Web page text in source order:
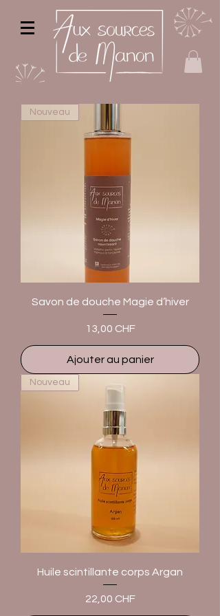
Nouveau
Savon de douche Magie d’hiver
Prix
13,00 CHF
Ajouter au panier
Nouveau
Huile scintillante corps Argan
Prix
22,00 CHF